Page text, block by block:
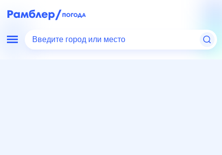
Введите город или место